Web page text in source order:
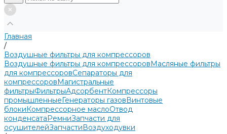
Главная
/
Воздушные фильтры для компрессоров
Воздушные фильтры для компрессоровМасляные фильтры
для компрессоровСепараторы для
компрессоровМагистральные
фильтрыФильтрыАдсорбентКомпрессоры
промышленныеГенераторы газовВинтовые
блокиКомпрессорное маслоОтвод
конденсатаРемниЗапчасти для
осушителейЗапчастиВоздуходувки